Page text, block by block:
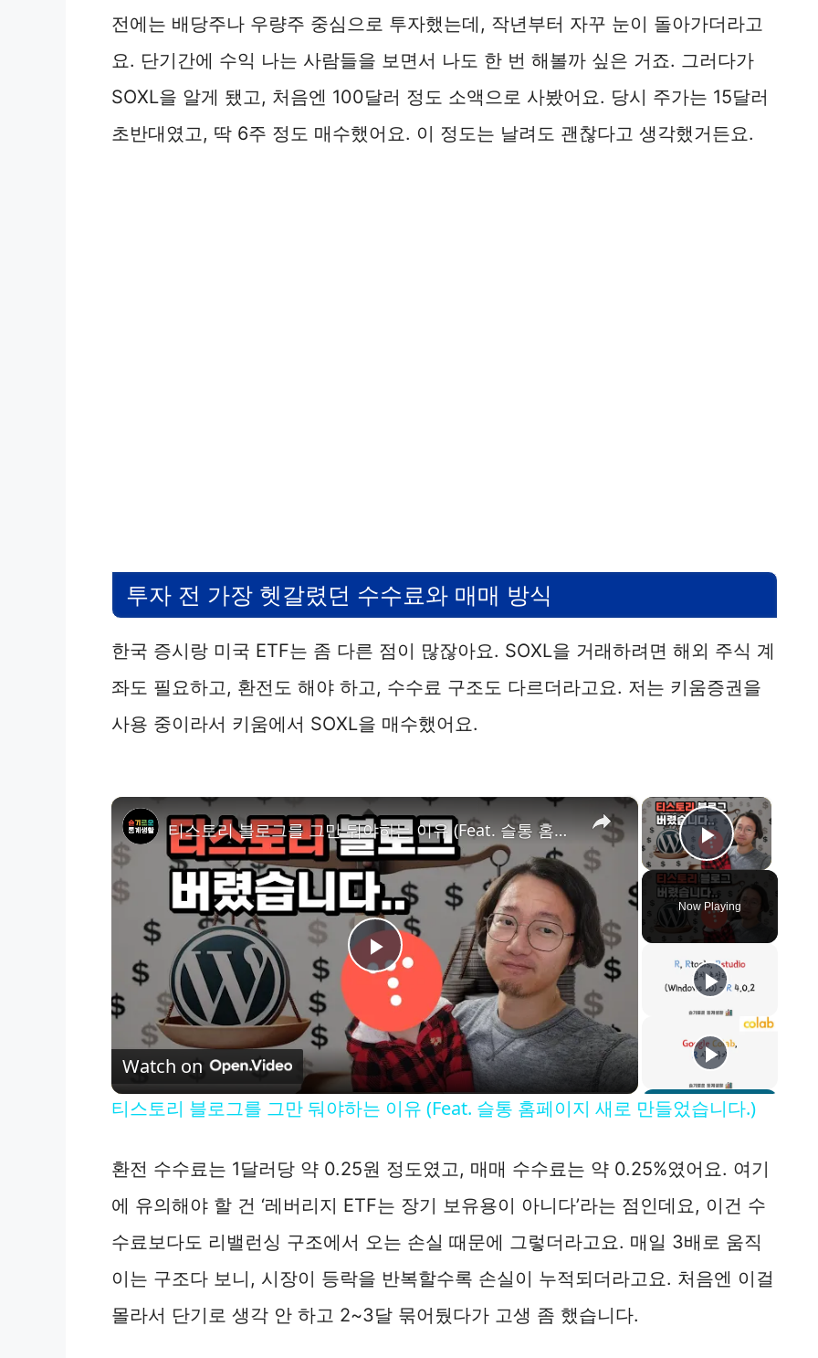
전에는 배당주나 우량주 중심으로 투자했는데, 작년부터 자꾸 눈이 돌아가더라고
요. 단기간에 수익 나는 사람들을 보면서 나도 한 번 해볼까 싶은 거죠. 그러다가
SOXL을 알게 됐고, 처음엔 100달러 정도 소액으로 사봤어요. 당시 주가는 15달러
초반대였고, 딱 6주 정도 매수했어요. 이 정도는 날려도 괜찮다고 생각했거든요.
투자 전 가장 헷갈렸던 수수료와 매매 방식
한국 증시랑 미국 ETF는 좀 다른 점이 많잖아요. SOXL을 거래하려면 해외 주식 계
좌도 필요하고, 환전도 해야 하고, 수수료 구조도 다르더라고요. 저는 키움증권을
사용 중이라서 키움에서 SOXL을 매수했어요.
×
Play
Now Playing
×
P
l
a
V
i
d
티스토리 블로그를 그만 둬야하는 이유 (Feat. 슬통 홈페이지 새로 만들었습니다.)
Watch on
티스토리 블로그를 그만 둬야하는 이유 (Feat. 슬통 홈페이지 새로 만들었습니다.)
환전 수수료는 1달러당 약 0.25원 정도였고, 매매 수수료는 약 0.25%였어요. 여기
에 유의해야 할 건 ‘레버리지 ETF는 장기 보유용이 아니다’라는 점인데요, 이건 수
수료보다도 리밸런싱 구조에서 오는 손실 때문에 그렇더라고요. 매일 3배로 움직
이는 구조다 보니, 시장이 등락을 반복할수록 손실이 누적되더라고요. 처음엔 이걸
몰라서 단기로 생각 안 하고 2~3달 묶어뒀다가 고생 좀 했습니다.